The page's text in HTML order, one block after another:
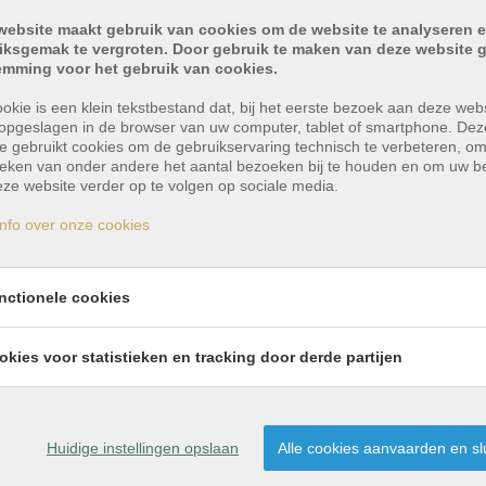
en groene buurt te
rustige en groene buurt, en is vlot bereikbaar zowel
met uiteraard plaats voor een vestiaire. Zo
maakt gebruik van cookies om de website te analyseren
te vergroten. Door gebruik te maken van deze website
voor het gebruik van cookies.
is een klein tekstbestand dat, bij het eerste bezoek aan deze
in de browser van uw computer, tablet of smartphone.
gebruikt cookies om de gebruikservaring technisch te verbeteren, om
van onder andere het aantal bezoeken bij te houden en om uw
website verder op te volgen op sociale media.
over onze cookies
cookies
voor statistieken en tracking door derde partijen
Huidige instellingen opslaan Alle cookies aanvaarden en